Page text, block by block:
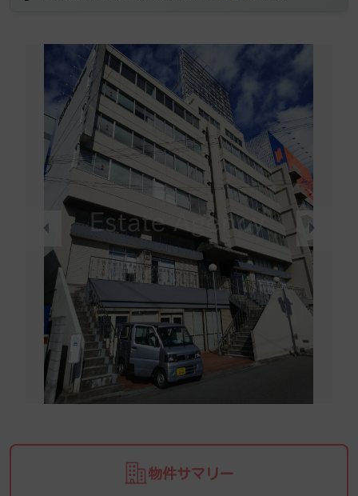
物件サマリー